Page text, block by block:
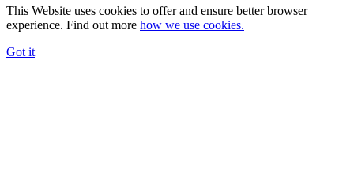
This Website uses cookies to offer and ensure better browser
experience. Find out more how we use cookies.
Got it